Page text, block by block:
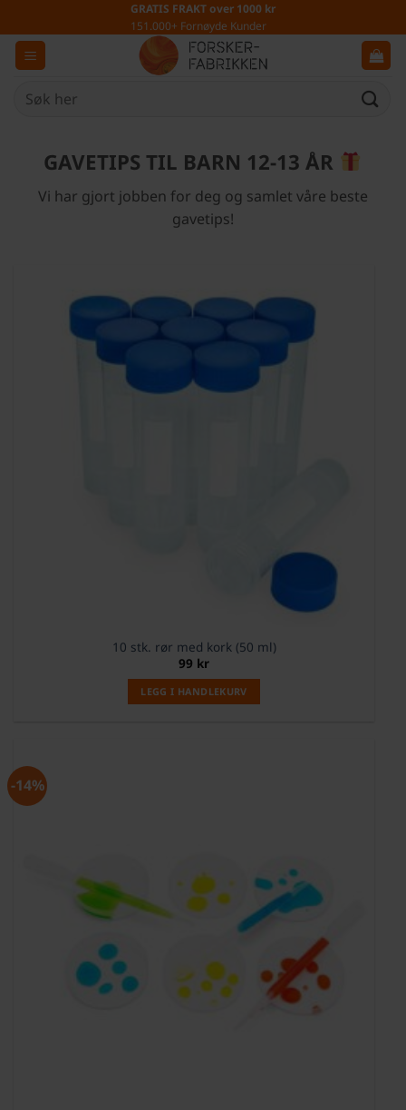
to
content
GRATIS FRAKT over 1000 kr
151.000+ Fornøyde Kunder
Søk
GAVETIPS TIL BARN 12-13 ÅR
Vi har gjort jobben for deg og samlet våre beste
gavetips!
10 stk. rør med kork (50 ml)
99 kr
LEGG I HANDLEKURV
-14%